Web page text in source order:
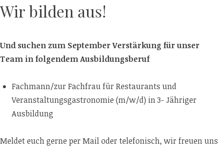
Wir bilden aus!
Und suchen zum September Verstärkung für unser
Team in folgendem Ausbildungsberuf
Fachmann/zur Fachfrau für Restaurants und
Veranstaltungsgastronomie (m/w/d) in 3- Jähriger
Ausbildung
Meldet euch gerne per Mail oder telefonisch, wir freuen uns